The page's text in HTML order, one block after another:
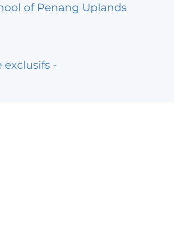
of Penang Uplands
-